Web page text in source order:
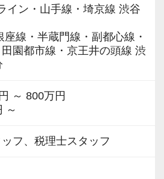
サイト以上運営しており、
様が毎年400件以上増加！
税理士が在籍しているの
通しています。
不況に強い仕事で、融資対
は数多く存在しています。
イン・山手線・埼京線 渋谷
線・半蔵門線・副都心線・
園都市線・京王井の頭線 渋
～ 800万円
～
フ、税理士スタッフ